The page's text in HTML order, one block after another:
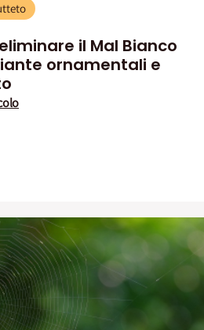
il Mal Bianco
ornamentali e